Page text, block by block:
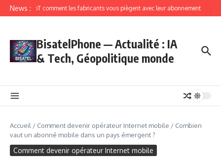
News :IoT comment les fabricants vous piègent avec leur abonnement
BisatelPhone — Actualité : IA
& Tech, Géopolitique monde
Accueil / Comment devenir opérateur Internet mobile / Combien
vaut un abonné mobile dans un pays émergent ?
Comment devenir opérateur Internet mobile